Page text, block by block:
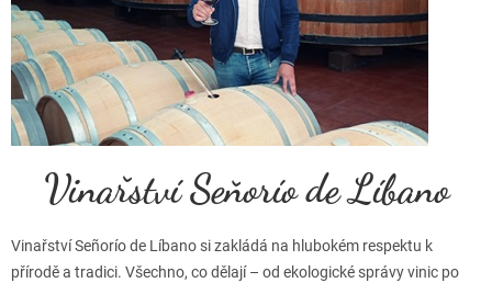
Vinařství Seňorío de Líbano
Vinařství Señorío de Líbano si zakládá na hlubokém respektu k
přírodě a tradici. Všechno, co dělají – od ekologické správy vinic po